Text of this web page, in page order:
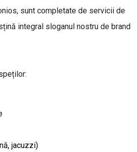
sunt completate de servicii de
integral sloganul nostru de brand
jacuzzi)